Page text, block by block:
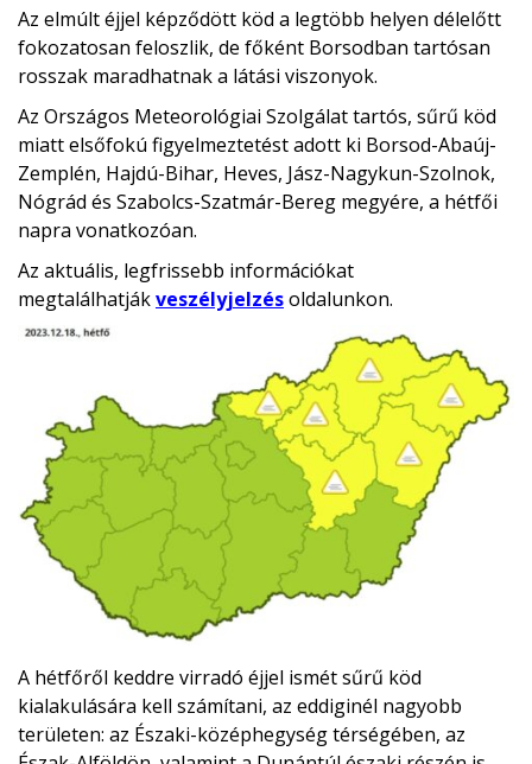
Az elmúlt éjjel képződött köd a legtöbb helyen délelőtt
fokozatosan feloszlik, de főként Borsodban tartósan
rosszak maradhatnak a látási viszonyok.
Az Országos Meteorológiai Szolgálat tartós, sűrű köd
miatt elsőfokú figyelmeztetést adott ki Borsod-Abaúj-
Zemplén, Hajdú-Bihar, Heves, Jász-Nagykun-Szolnok,
Nógrád és Szabolcs-Szatmár-Bereg megyére, a hétfői
napra vonatkozóan.
Az aktuális, legfrissebb információkat
megtalálhatjákveszélyjelzésoldalunkon.
A hétfőről keddre virradó éjjel ismét sűrű köd
kialakulására kell számítani, az eddiginél nagyobb
területen: az Északi-középhegység térségében, az